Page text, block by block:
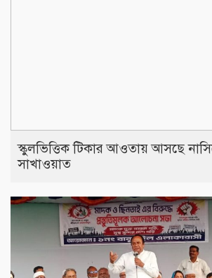
স্কুলভিত্তিক টিকার আওতায় আসছে
সাখাওয়াত